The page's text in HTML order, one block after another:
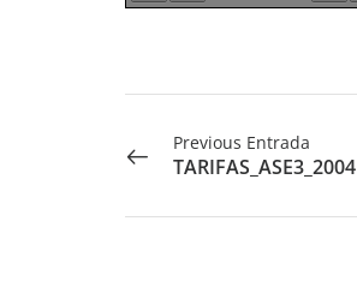
Previous Entrada
TARIFAS_ASE3_2004